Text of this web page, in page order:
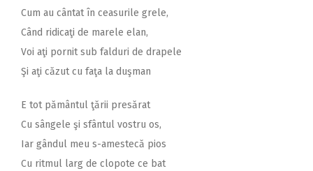
Cum au cântat în ceasurile grele,
Când ridicaţi de marele elan,
Voi aţi pornit sub falduri de drapele
Şi aţi căzut cu faţa la duşman
E tot pământul ţării presărat
Cu sângele şi sfântul vostru os,
Iar gândul meu s-amestecă pios
Cu ritmul larg de clopote ce bat